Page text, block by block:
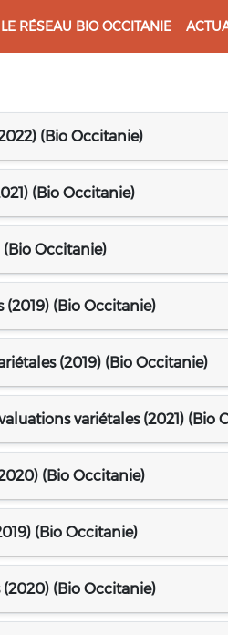
LE RÉSEAU BIO OCCITANIE
(Bio Occitanie)
(Bio Occitanie)
(Bio Occitanie)
(2019) (Bio Occitanie)
(2019) (Bio Occitanie)
variétales (2021) (Bio
(Bio Occitanie)
(Bio Occitanie)
(Bio Occitanie)